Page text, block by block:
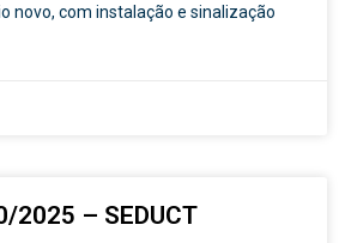
novo, com instalação e sinalização
2025 – SEDUCT